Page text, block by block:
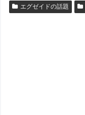
エグゼイドの話題